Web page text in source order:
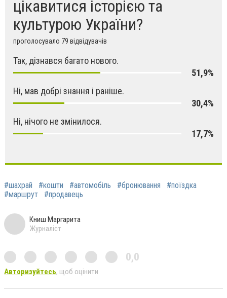
цікавитися історією та
культурою України?
проголосувало 79 відвідувачів
Так, дізнався багато нового.
51,9%
Ні, мав добрі знання і раніше.
30,4%
Ні, нічого не змінилося.
17,7%
#шахрай #кошти #автомобіль #бронювання
#поїздка
#маршрут
#продавець
Книш Маргарита
Журналіст
0,0
Авторизуйтесь, щоб оцінити